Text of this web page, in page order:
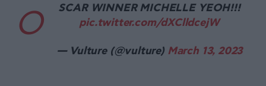
O
SCAR WINNER MICHELLE YEOH!!!
pic.twitter.com/dXClldcejW
— Vulture (@vulture) March 13, 2023